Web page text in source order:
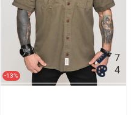
-13%
7
4